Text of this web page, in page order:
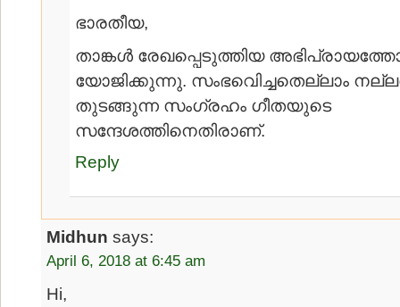
ഭാരതീയ,
താങ്കൾ രേഖപ്പെടുത്തിയ
യോജിക്കുന്നു. സംഭവിെച്ചതെല്ലാം
തുടങ്ങുന്ന സംഗ്രഹം ഗീതയുടെ
സന്ദേശത്തിനെതിരാണ്.
Reply
Midhun says:
April 6, 2018 at 6:45 am
Hi,